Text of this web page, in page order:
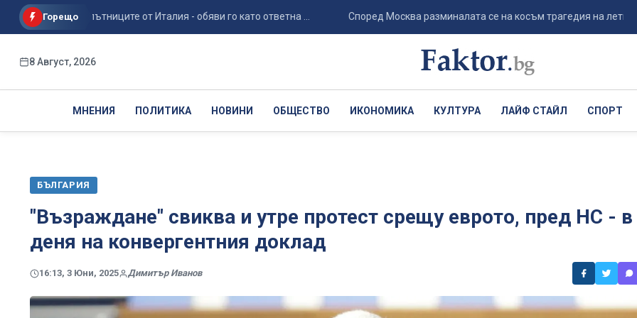
Горещо
за пътниците от Италия - обяви го като ответна ... Според Москва разминалата се на косъм трагедия на летището в
8 Август, 2026
МНЕНИЯ ПОЛИТИКА НОВИНИ ОБЩЕСТВО ИКОНОМИКА КУЛТУРА ЛАЙФ СТАЙЛ СПОРТ
БЪЛГАРИЯ
"Възраждане" свиква и утре протест срещу еврото, пред НС - в
деня на конвергентния доклад
16:13, 3 Юни, 2025 Димитър Иванов